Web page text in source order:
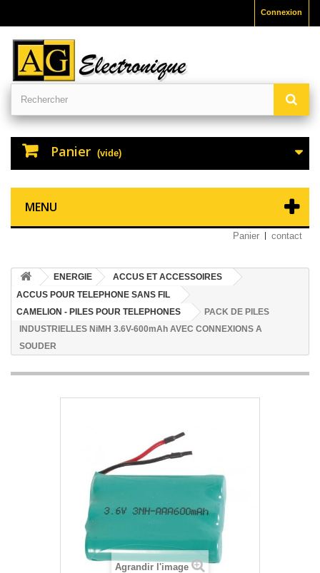
Connexion
Panier (vide)
MENU
Panier contact
ENERGIE
ACCUS ET ACCESSOIRES
ACCUS POUR TELEPHONE SANS FIL
CAMELION - PILES POUR TELEPHONES
PACK DE PILES
INDUSTRIELLES NiMH 3.6V-600mAh AVEC CONNEXIONS A
SOUDER
Agrandir l'image